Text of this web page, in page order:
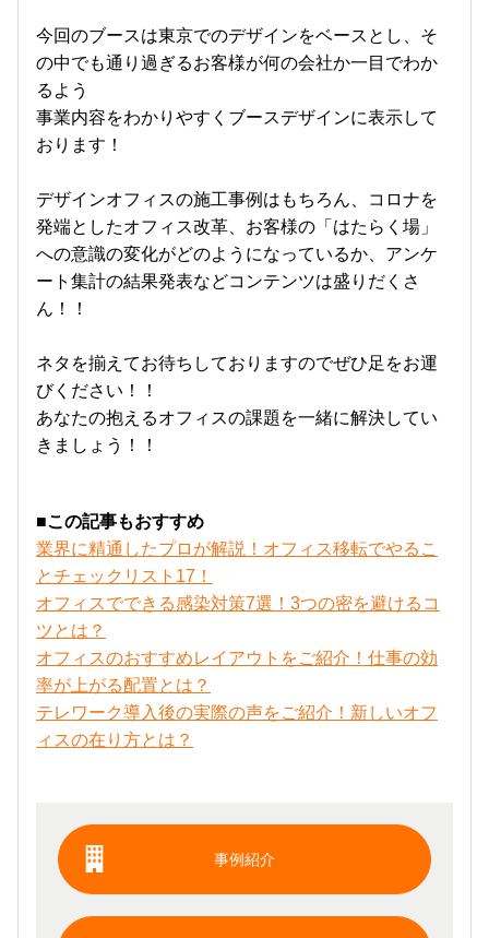
今回のブースは東京でのデザインをベースとし、そ
の中でも通り過ぎるお客様が何の会社か一目でわか
るよう
事業内容をわかりやすくブースデザインに表示して
おります！
デザインオフィスの施工事例はもちろん、コロナを
発端としたオフィス改革、お客様の「はたらく場」
への意識の変化がどのようになっているか、アンケ
ート集計の結果発表などコンテンツは盛りだくさ
ん！！
ネタを揃えてお待ちしておりますのでぜひ足をお運
びください！！
あなたの抱えるオフィスの課題を一緒に解決してい
きましょう！！
■この記事もおすすめ
業界に精通したプロが解説！オフィス移転でやるこ
とチェックリスト17！
オフィスでできる感染対策7選！3つの密を避けるコ
ツとは？
オフィスのおすすめレイアウトをご紹介！仕事の効
率が上がる配置とは？
テレワーク導入後の実際の声をご紹介！新しいオフ
ィスの在り方とは？
事例紹介